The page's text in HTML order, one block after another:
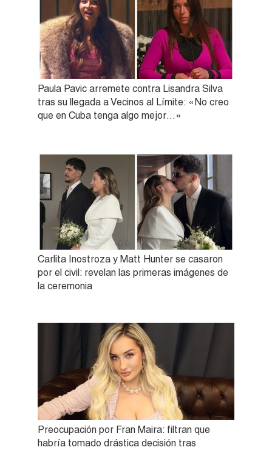
Paula Pavic arremete contra Lisandra Silva
tras su llegada a Vecinos al Límite: «No creo
que en Cuba tenga algo mejor…»
Carlita Inostroza y Matt Hunter se casaron
por el civil: revelan las primeras imágenes de
la ceremonia
Preocupación por Fran Maira: filtran que
habría tomado drástica decisión tras